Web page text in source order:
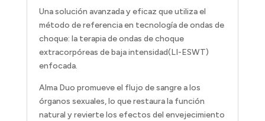
Una solución avanzada y eficaz que utiliza el
método de referencia en tecnología de ondas de
choque: la terapia de ondas de choque
extracorpóreas de baja intensidad(LI-ESWT)
enfocada.
Alma Duo promueve el flujo de sangre a los
órganos sexuales, lo que restaura la función
natural y revierte los efectos del envejecimiento